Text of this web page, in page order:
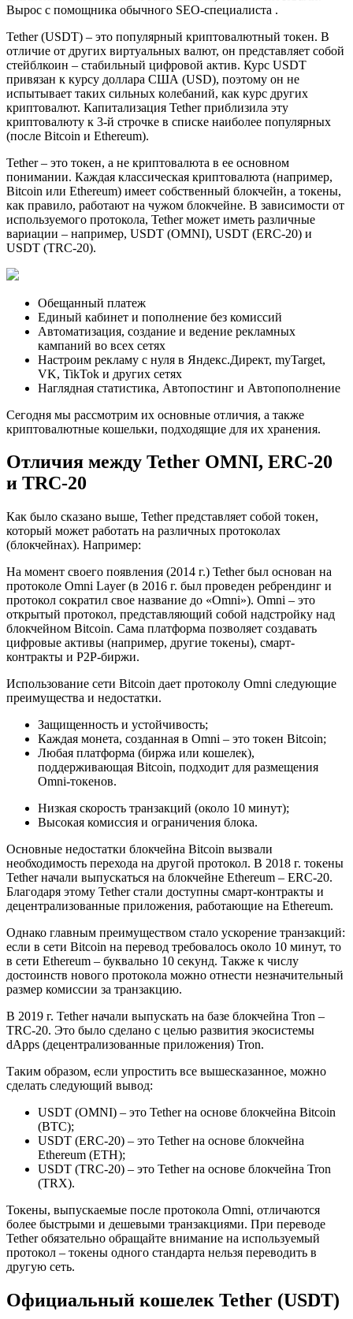
Вырос с помощника обычного SEO-специалиста .
Tether (USDT) – это популярный криптовалютный токен. В
отличие от других виртуальных валют, он представляет собой
стейблкоин – стабильный цифровой актив. Курс USDT
привязан к курсу доллара США (USD), поэтому он не
испытывает таких сильных колебаний, как курс других
криптовалют. Капитализация Tether приблизила эту
криптовалюту к 3-й строчке в списке наиболее популярных
(после Bitcoin и Ethereum).
Tether – это токен, а не криптовалюта в ее основном
понимании. Каждая классическая криптовалюта (например,
Bitcoin или Ethereum) имеет собственный блокчейн, а токены,
как правило, работают на чужом блокчейне. В зависимости от
используемого протокола, Tether может иметь различные
вариации – например, USDT (OMNI), USDT (ERC-20) и
USDT (TRC-20).
Обещанный платеж
Единый кабинет и пополнение без комиссий
Автоматизация, создание и ведение рекламных
кампаний во всех сетях
Настроим рекламу с нуля в Яндекс.Директ, myTarget,
VK, TikTok и других сетях
Наглядная статистика, Автопостинг и Автопополнение
Сегодня мы рассмотрим их основные отличия, а также
криптовалютные кошельки, подходящие для их хранения.
Отличия между Tether OMNI, ERC-20
и TRC-20
Как было сказано выше, Tether представляет собой токен,
который может работать на различных протоколах
(блокчейнах). Например:
На момент своего появления (2014 г.) Tether был основан на
протоколе Omni Layer (в 2016 г. был проведен ребрендинг и
протокол сократил свое название до «Omni»). Omni – это
открытый протокол, представляющий собой надстройку над
блокчейном Bitcoin. Сама платформа позволяет создавать
цифровые активы (например, другие токены), смарт-
контракты и Р2Р-биржи.
Использование сети Bitcoin дает протоколу Omni следующие
преимущества и недостатки.
Защищенность и устойчивость;
Каждая монета, созданная в Omni – это токен Bitcoin;
Любая платформа (биржа или кошелек),
поддерживающая Bitcoin, подходит для размещения
Omni-токенов.
Низкая скорость транзакций (около 10 минут);
Высокая комиссия и ограничения блока.
Основные недостатки блокчейна Bitcoin вызвали
необходимость перехода на другой протокол. В 2018 г. токены
Tether начали выпускаться на блокчейне Ethereum – ERC-20.
Благодаря этому Tether стали доступны смарт-контракты и
децентрализованные приложения, работающие на Ethereum.
Однако главным преимуществом стало ускорение транзакций:
если в сети Bitcoin на перевод требовалось около 10 минут, то
в сети Ethereum – буквально 10 секунд. Также к числу
достоинств нового протокола можно отнести незначительный
размер комиссии за транзакцию.
В 2019 г. Tether начали выпускать на базе блокчейна Tron –
TRC-20. Это было сделано с целью развития экосистемы
dApps (децентрализованные приложения) Tron.
Таким образом, если упростить все вышесказанное, можно
сделать следующий вывод:
USDT (OMNI) – это Tether на основе блокчейна Bitcoin
(ВТС);
USDT (ERC-20) – это Tether на основе блокчейна
Ethereum (ETH);
USDT (TRC-20) – это Tether на основе блокчейна Tron
(TRX).
Токены, выпускаемые после протокола Omni, отличаются
более быстрыми и дешевыми транзакциями. При переводе
Tether обязательно обращайте внимание на используемый
протокол – токены одного стандарта нельзя переводить в
другую сеть.
Официальный кошелек Tether (USDT)